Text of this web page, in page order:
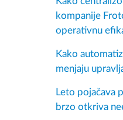
kompanije
operativnu
Kako
menjaju
Leto pojačava
brzo otkriva